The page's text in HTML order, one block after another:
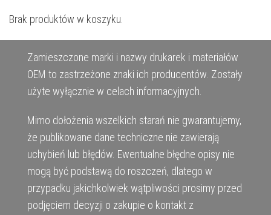
Brak produktów w koszyku.
Zamieszczone marki i nazwy drukarek i materiałów
OEM to zastrzeżone znaki ich producentów. Zostały
użyte wyłącznie w celach informacyjnych.
Mimo dołożenia wszelkich starań nie gwarantujemy,
że publikowane dane techniczne nie zawierają
uchybień lub błędów. Ewentualne błędne opisy nie
mogą być podstawą do roszczeń, dlatego w
przypadku jakichkolwiek wątpliwości prosimy przed
podjęciem decyzji o zakupie o kontakt z